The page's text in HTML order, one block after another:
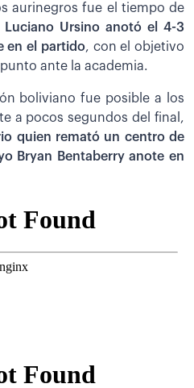
aurinegros fue el tiempo de
Luciano Ursino anotó el 4-3
en el partido, con el objetivo
ante la academia.
boliviano fue posible a los
a pocos segundos del final,
quien remató un centro de
Bryan Bentaberry anote en